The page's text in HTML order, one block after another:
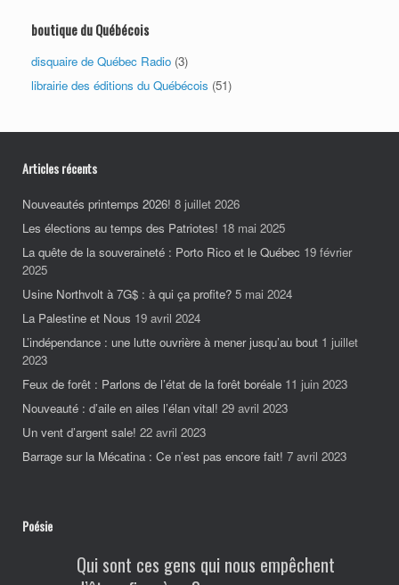
boutique du Québécois
disquaire de Québec Radio (3)
librairie des éditions du Québécois (51)
Articles récents
Nouveautés printemps 2026! 8 juillet 2026
Les élections au temps des Patriotes! 18 mai 2025
La quête de la souveraineté : Porto Rico et le Québec 19 février
2025
Usine Northvolt à 7G$ : à qui ça profite? 5 mai 2024
La Palestine et Nous 19 avril 2024
L’indépendance : une lutte ouvrière à mener jusqu’au bout 1 juillet
2023
Feux de forêt : Parlons de l’état de la forêt boréale 11 juin 2023
Nouveauté : d’aile en ailes l’élan vital! 29 avril 2023
Un vent d’argent sale! 22 avril 2023
Barrage sur la Mécatina : Ce n’est pas encore fait! 7 avril 2023
Poésie
Qui sont ces gens qui nous empêchent